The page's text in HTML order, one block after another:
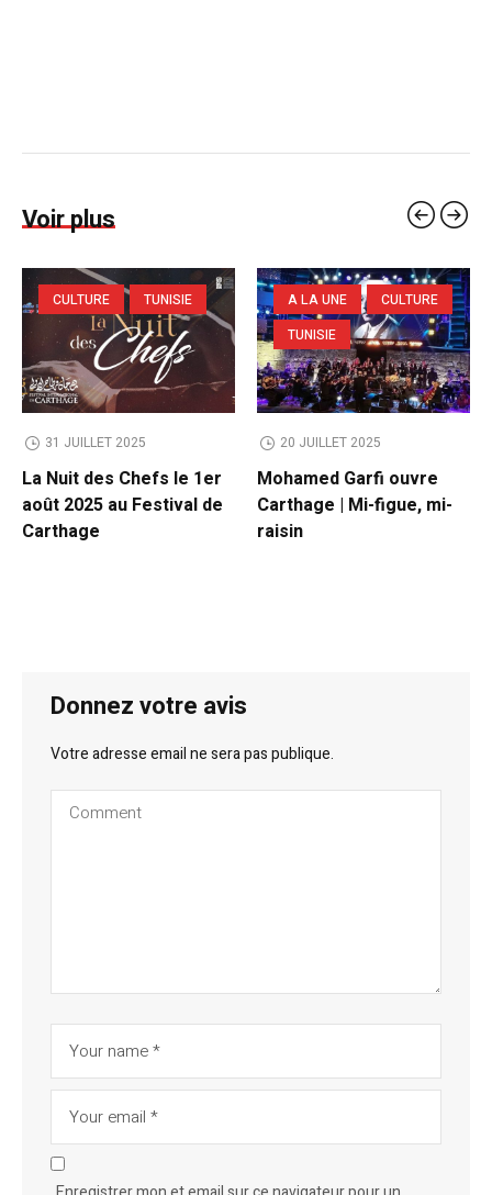
Voir plus
CULTURE TUNISIE
31 JUILLET 2025
La Nuit des Chefs le 1er
août 2025 au Festival de
Carthage
A LA UNE
CULTURE
TUNISIE
20 JUILLET 2025
Mohamed Garfi ouvre
Carthage | Mi-figue, mi-
raisin
Donnez votre avis
Votre adresse email ne sera pas publique.